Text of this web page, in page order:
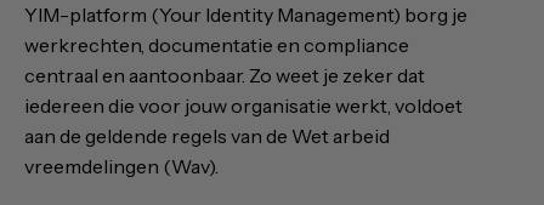
YIM-platform (Your Identity Management) borg je
werkrechten, documentatie en compliance
centraal en aantoonbaar. Zo weet je zeker dat
iedereen die voor jouw organisatie werkt, voldoet
aan de geldende regels van de Wet arbeid
vreemdelingen (Wav).